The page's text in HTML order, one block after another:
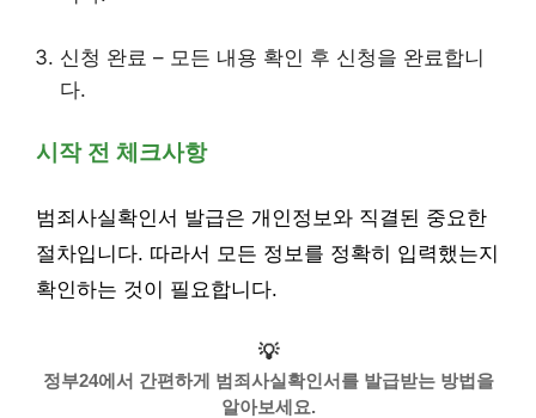
신청 완료 – 모든 내용 확인 후 신청을 완료합니
다.
시작 전 체크사항
범죄사실확인서 발급은 개인정보와 직결된 중요한
절차입니다. 따라서 모든 정보를 정확히 입력했는지
확인하는 것이 필요합니다.
💡
정부24에서 간편하게 범죄사실확인서를 발급받는 방법을
알아보세요.